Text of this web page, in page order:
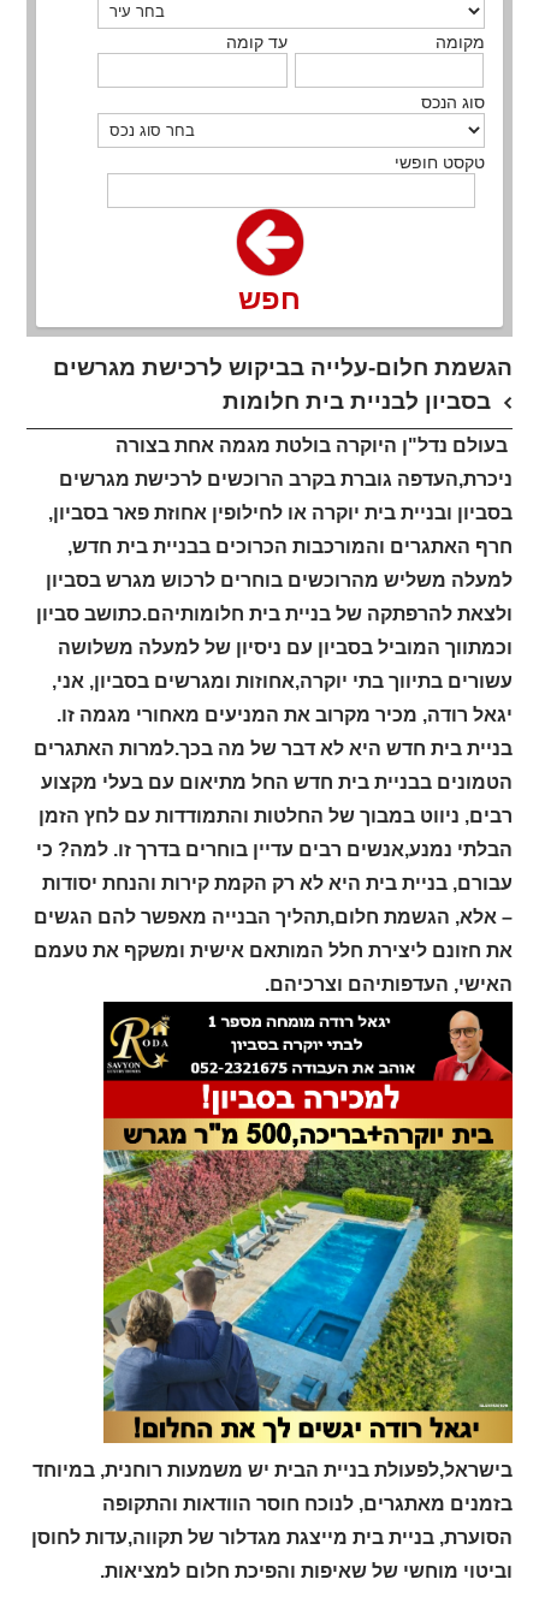
מקומה עד קומה
סוג הנכס
טקסט חופשי
חפש
הגשמת חלום-עלייה בביקוש לרכישת מגרשים
בסביון לבניית בית חלומות
בעולם נדל"ן היוקרה בולטת מגמה אחת בצורה
ניכרת,העדפה גוברת בקרב הרוכשים לרכישת מגרשים
בסביון ובניית בית יוקרה או לחילופין אחוזת פאר בסביון,
חרף האתגרים והמורכבות הכרוכים בבניית בית חדש,
למעלה משליש מהרוכשים בוחרים לרכוש מגרש בסביון
ולצאת להרפתקה של בניית בית חלומותיהם.כתושב סביון
וכמתווך המוביל בסביון עם ניסיון של למעלה משלושה
עשורים בתיווך בתי יוקרה,אחוזות ומגרשים בסביון, אני,
יגאל רודה, מכיר מקרוב את המניעים מאחורי מגמה זו.
בניית בית חדש היא לא דבר של מה בכך.למרות האתגרים
הטמונים בבניית בית חדש החל מתיאום עם בעלי מקצוע
רבים, ניווט במבוך של החלטות והתמודדות עם לחץ הזמן
הבלתי נמנע,אנשים רבים עדיין בוחרים בדרך זו. למה? כי
עבורם, בניית בית היא לא רק הקמת קירות והנחת יסודות
– אלא, הגשמת חלום,תהליך הבנייה מאפשר להם הגשים
את חזונם ליצירת חלל המותאם אישית ומשקף את טעמם
האישי, העדפותיהם וצרכיהם.
בישראל,לפעולת בניית הבית יש משמעות רוחנית, במיוחד
בזמנים מאתגרים, לנוכח חוסר הוודאות והתקופה
הסוערת, בניית בית מייצגת מגדלור של תקווה,עדות לחוסן
וביטוי מוחשי של שאיפות והפיכת חלום למציאות.